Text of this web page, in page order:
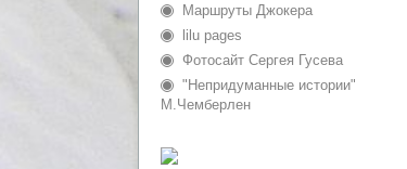
Маршруты Джокера
lilu pages
Фотосайт Сергея Гусева
"Непридуманные истории"
М.Чемберлен